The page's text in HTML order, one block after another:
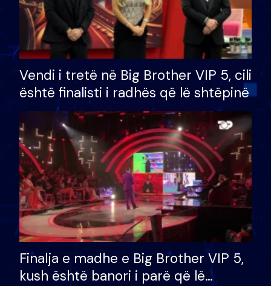
Vendi i tretë në Big Brother VIP 5, cili
është finalisti i radhës që lë shtëpinë
Finalja e madhe e Big Brother VIP 5,
kush është banori i parë që lë